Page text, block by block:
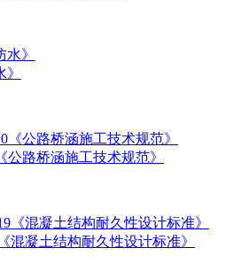
公路桥涵施工技术规范》
混凝土结构耐久性设计标准》